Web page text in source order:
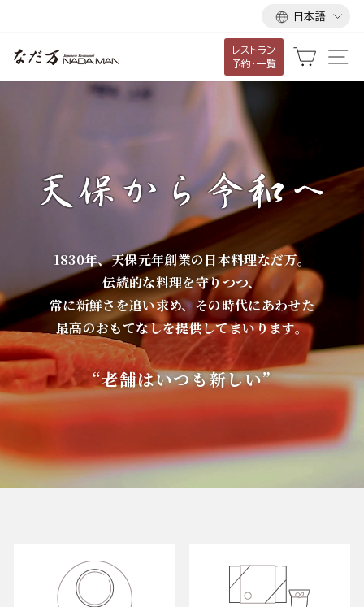
す
る
言
語
日本語
な
だ
レストラン
予約・一覧
カート
1830年、天保元年創業の日本料理なだ万。
伝統的な料理を守りつつ、
常に新鮮さを追い求め、その時代にあわせた
最高のおもてなしを提供してまいります。
“老舗はいつも新しい”